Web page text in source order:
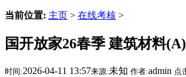
当前位置: 主页 > 在线考核 >
国开放家26春季 建筑材料
时间:2026-04-11 13:57来源:未知 作者:admin 点